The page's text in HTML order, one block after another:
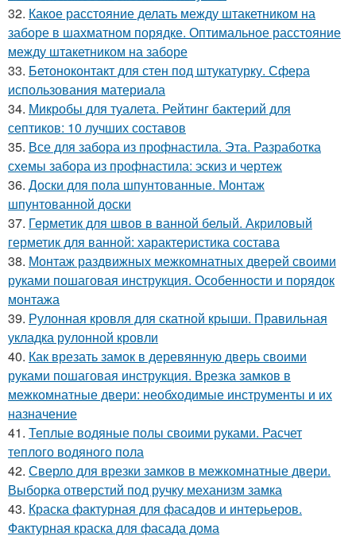
32. Какое расстояние делать между штакетником на
заборе в шахматном порядке. Оптимальное расстояние
между штакетником на заборе
33. Бетоноконтакт для стен под штукатурку. Сфера
использования материала
34. Микробы для туалета. Рейтинг бактерий для
септиков: 10 лучших составов
35. Все для забора из профнастила. Эта. Разработка
схемы забора из профнастила: эскиз и чертеж
36. Доски для пола шпунтованные. Монтаж
шпунтованной доски
37. Герметик для швов в ванной белый. Акриловый
герметик для ванной: характеристика состава
38. Монтаж раздвижных межкомнатных дверей своими
руками пошаговая инструкция. Особенности и порядок
монтажа
39. Рулонная кровля для скатной крыши. Правильная
укладка рулонной кровли
40. Как врезать замок в деревянную дверь своими
руками пошаговая инструкция. Врезка замков в
межкомнатные двери: необходимые инструменты и их
назначение
41. Теплые водяные полы своими руками. Расчет
теплого водяного пола
42. Сверло для врезки замков в межкомнатные двери.
Выборка отверстий под ручку механизм замка
43. Краска фактурная для фасадов и интерьеров.
Фактурная краска для фасада дома